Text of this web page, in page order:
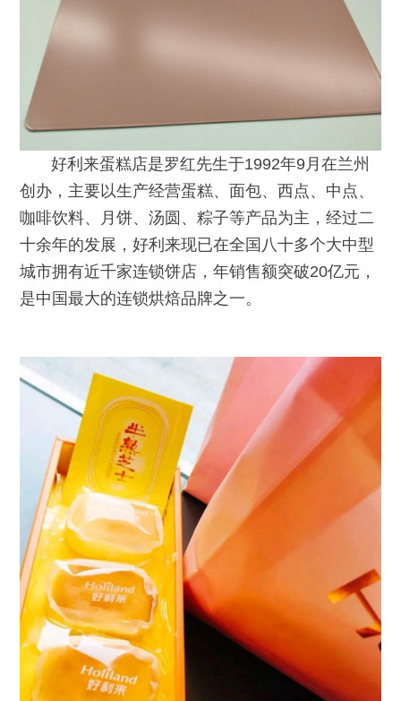
好利来蛋糕店是罗红先生于1992年9月在兰州
创办，主要以生产经营蛋糕、面包、西点、中点、
咖啡饮料、月饼、汤圆、粽子等产品为主，经过二
十余年的发展，好利来现已在全国八十多个大中型
城市拥有近千家连锁饼店，年销售额突破20亿元，
是中国最大的连锁烘焙品牌之一。